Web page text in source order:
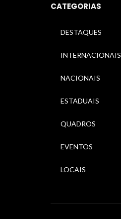
CATEGORIAS
DESTAQUES
INTERNACIONAIS
NACIONAIS
ESTADUAIS
QUADROS
EVENTOS
LOCAIS